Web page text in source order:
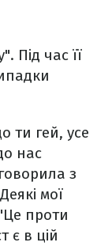
Під час її
ти гей, усе
нас
з
мої
проти
є в цій